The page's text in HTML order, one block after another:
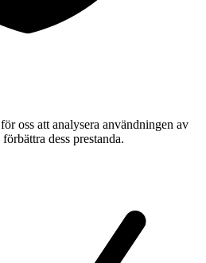
oss att analysera användningen av
dess prestanda.